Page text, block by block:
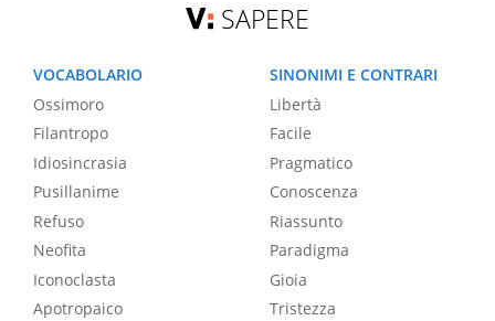
SAPERE
VOCABOLARIO
Ossimoro
Filantropo
Idiosincrasia
Pusillanime
Refuso
Neofita
Iconoclasta
Apotropaico
SINONIMI E CONTRARI
Libertà
Facile
Pragmatico
Conoscenza
Riassunto
Paradigma
Gioia
Tristezza